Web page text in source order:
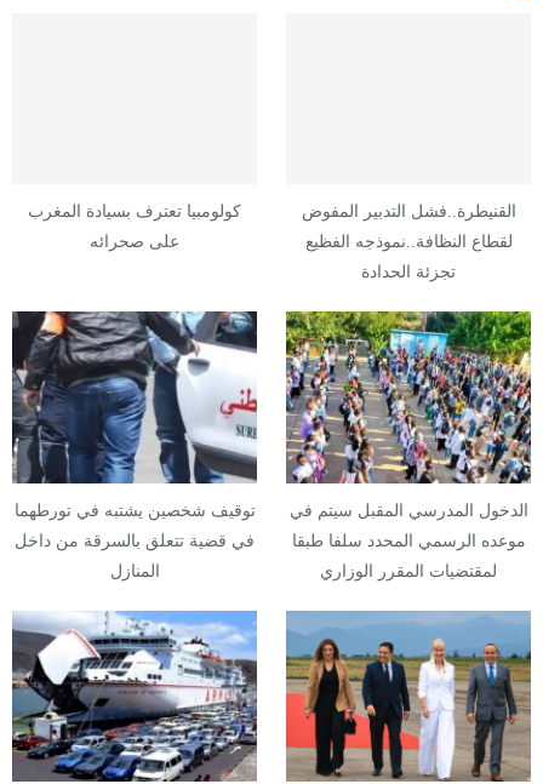
القنيطرة..فشل التدبير المفوض
لقطاع النظافة..نموذجه الفظيع
تجزئة الحدادة
كولومبيا تعترف بسيادة المغرب
على صحرائه
الدخول المدرسي المقبل سیتم في
موعده الرسمي المحدد سلفا طبقا
لمقتضیات المقرر الوزاري
توقيف شخصين يشتبه في تورطهما
في قضية تتعلق بالسرقة من داخل
المنازل